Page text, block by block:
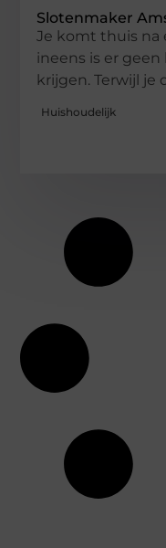
Slotenmaker
Je komt thuis na
ineens is er
krijgen. Terwijl je
Huishoudelijk